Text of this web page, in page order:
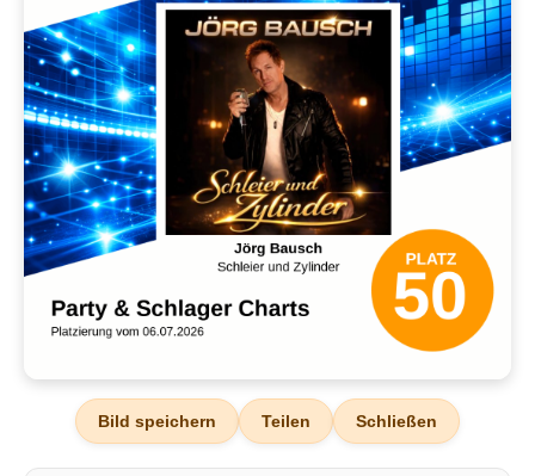
Bild speichern Teilen Schließen